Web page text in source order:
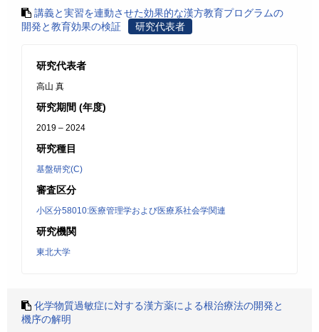
講義と実習を連動させた効果的な漢方教育プログラムの
開発と教育効果の検証
研究代表者
研究代表者
高山 真
研究期間 (年度)
2019 – 2024
研究種目
基盤研究(C)
審査区分
小区分58010:医療管理学および医療系社会学関連
研究機関
東北大学
化学物質過敏症に対する漢方薬による根治療法の開発と
機序の解明